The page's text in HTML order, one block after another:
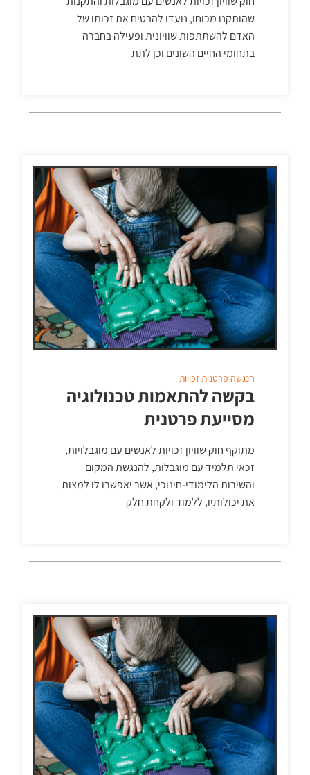
שהותקנו מכוחו, נועדו להבטיח את זכותו של
האדם להשתתפות שוויונית ופעילה בחברה
בתחומי החיים השונים וכן לתת
הנגשה פרטניתזכויות
בקשה להתאמות טכנולוגיה
מסייעת פרטנית
מתוקף חוק שוויון זכויות לאנשים עם מוגבלויות,
זכאי תלמיד עם מוגבלות, להנגשת המקום
והשירות הלימודי-חינוכי, אשר יאפשרו לו למצות
את יכולותיו, ללמוד ולקחת חלק